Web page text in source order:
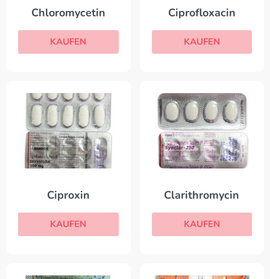
Chloromycetin
KAUFEN
Ciprofloxacin
KAUFEN
Ciproxin
KAUFEN
Clarithromycin
KAUFEN